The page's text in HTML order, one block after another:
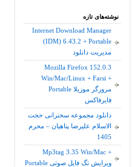
نوشته‌های تازه
Internet Download Manager
(IDM) 6.43.2 + Portable
مدیریت دانلود
Mozilla Firefox 152.0.3
Win/Mac/Linux + Farsi +
Portable مرورگر موزیلا
فایرفاکس
دانلود مجموعه سخنرانی حجت
الاسلام علیرضا پناهیان – محرم
1405
Mp3tag 3.35 Win/Mac +
Portable ویرایش تگ فایل صوتی